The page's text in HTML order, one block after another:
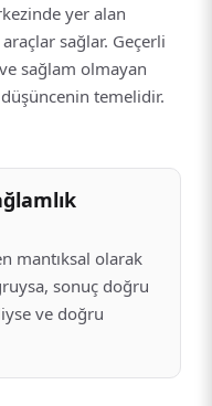
yer alan
sağlar. Geçerli
sağlam olmayan
temelidir.
mantıksal olarak
sonuç doğru
ve doğru